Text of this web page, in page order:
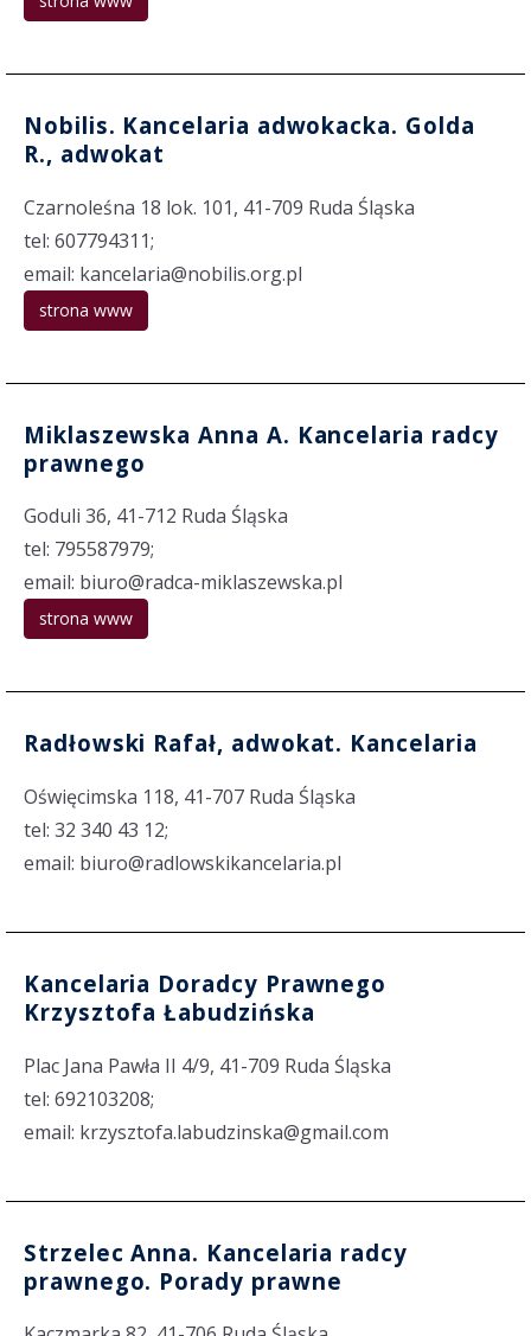
Nobilis. Kancelaria adwokacka. Golda
R., adwokat
Czarnoleśna 18 lok. 101, 41-709 Ruda Śląska
tel: 607794311;
email: kancelaria@nobilis.org.pl
strona www
Miklaszewska Anna A. Kancelaria radcy
prawnego
Goduli 36, 41-712 Ruda Śląska
tel: 795587979;
email: biuro@radca-miklaszewska.pl
strona www
Radłowski Rafał, adwokat. Kancelaria
Oświęcimska 118, 41-707 Ruda Śląska
tel: 32 340 43 12;
email: biuro@radlowskikancelaria.pl
Kancelaria Doradcy Prawnego
Krzysztofa Łabudzińska
Plac Jana Pawła II 4/9, 41-709 Ruda Śląska
tel: 692103208;
email: krzysztofa.labudzinska@gmail.com
Strzelec Anna. Kancelaria radcy
prawnego. Porady prawne